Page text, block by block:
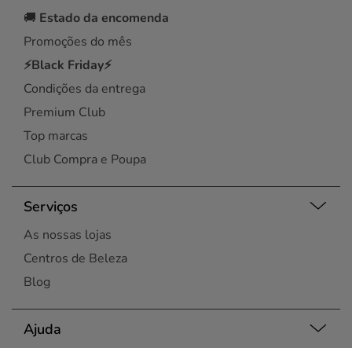
🚚 Estado da encomenda
Promoções do mês
⚡Black Friday⚡
Condições da entrega
Premium Club
Top marcas
Club Compra e Poupa
Serviços
As nossas lojas
Centros de Beleza
Blog
Ajuda